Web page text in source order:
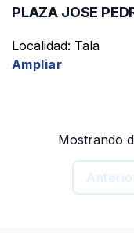
PLAZA JOSE
Localidad: Tala
Ampliar
Mostrando